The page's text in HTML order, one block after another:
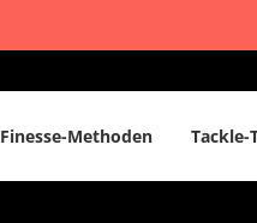
Finesse-Methoden Tackle-